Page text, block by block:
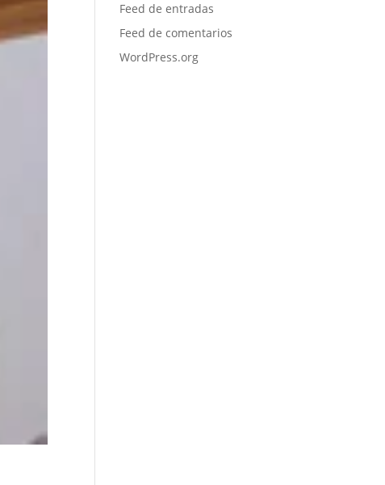
Feed de entradas
Feed de comentarios
WordPress.org